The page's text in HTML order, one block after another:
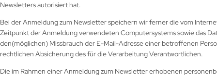
Newsletters autorisiert hat.
Bei der Anmeldung zum Newsletter speichern wir ferner die vom
Zeitpunkt der Anmeldung verwendeten Computersystems sowie das
den(möglichen) Missbrauch der E-Mail-Adresse einer betroffenen
rechtlichen Absicherung des für die Verarbeitung Verantwortlichen.
Die im Rahmen einer Anmeldung zum Newsletter erhobenen